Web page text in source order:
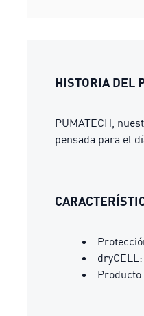
HISTORIA DEL
PUMATECH,
pensada para el